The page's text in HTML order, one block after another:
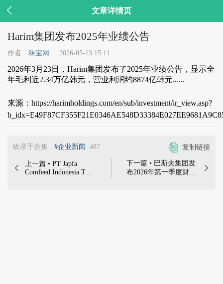
 文章详情页
Harim集团发布2025年业绩公告
作者 秣宝网 2026-05-13 15:11
2026年3月23日，Harim集团发布了2025年业绩公告，显示全
年毛利近2.34万亿韩元，营业利润约8874亿韩元......
来源：https://harimholdings.com/en/sub/investment/ir_view.asp?
收录于合集 #企业新闻 487 复制链接

上一篇 • PT Japfa
Comfeed Indonesia Tbk
下一篇 • 巴斯夫集团发
布2026年第一季度财务
